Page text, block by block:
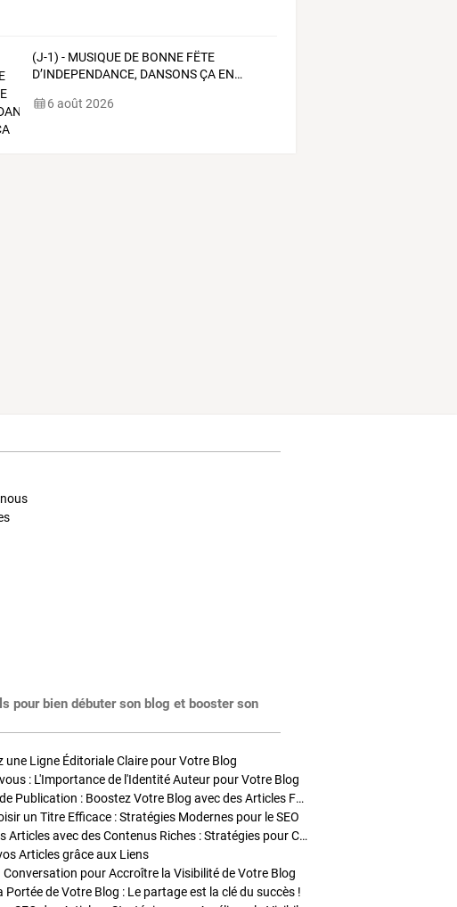
(J-1) - MUSIQUE DE BONNE FËTE
D’INDEPENDANCE, DANSONSÇA EN…
6 août 2026
pour bien débuter son blog et booster son
une Ligne Éditoriale Claire pour Votre Blog
: L'Importance de l'Identité Auteur pour Votre Blog
Stratégies de Publication : Boostez Votre Blog avec des Articles Fréquents et Exclusifs
un Titre Efficace : Stratégies Modernes pour le SEO
Enrichir Vos Articles avec des Contenus Riches : Stratégies pour Captiver et Optimiser
Articles grâce aux Liens
Conversation pour Accroître la Visibilité de Votre Blog
Portée de Votre Blog : Le partage est la clé du succès !